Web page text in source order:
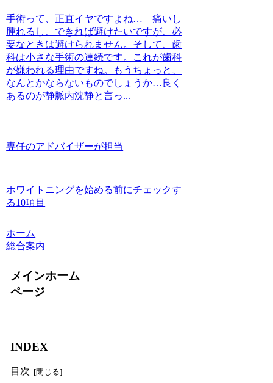
手術って、正直イヤですよね… 痛いし
腫れるし、できれば避けたいですが、必
要なときは避けられません。そして、歯
科は小さな手術の連続です。これが歯科
が嫌われる理由ですね。もうちょっと、
なんとかならないものでしょうか…良く
あるのが静脈内沈静と言っ...
専任のアドバイザーが担当
ホワイトニングを始める前にチェックす
る10項目
ホーム
総合案内
メインホーム
ページ
INDEX
目次